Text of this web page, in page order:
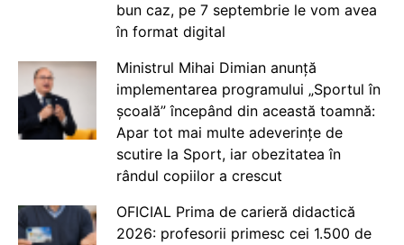
bun caz, pe 7 septembrie le vom avea
în format digital
Ministrul Mihai Dimian anunță
implementarea programului „Sportul în
școală” începând din această toamnă:
Apar tot mai multe adeverințe de
scutire la Sport, iar obezitatea în
rândul copiilor a crescut
OFICIAL Prima de carieră didactică
2026: profesorii primesc cei 1.500 de